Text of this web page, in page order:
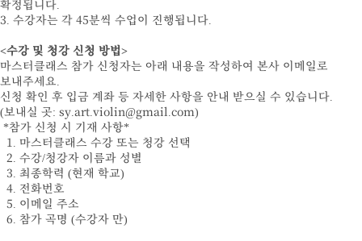
확정됩니다.
3. 수강자는 각 45분씩 수업이 진행됩니다.
<수강 및 청강 신청 방법>
마스터클래스 참가 신청자는 아래 내용을 작성하여 본사 이메일로
보내주세요.
신청 확인 후 입금 계좌 등 자세한 사항을 안내 받으실 수 있습니다.
(보내실 곳: sy.art.violin@gmail.com)
*참가 신청 시 기재 사항*
1. 마스터클래스 수강 또는 청강 선택
2. 수강/청강자 이름과 성별
3. 최종학력 (현재 학교)
4. 전화번호
5. 이메일 주소
6. 참가 곡명 (수강자 만)